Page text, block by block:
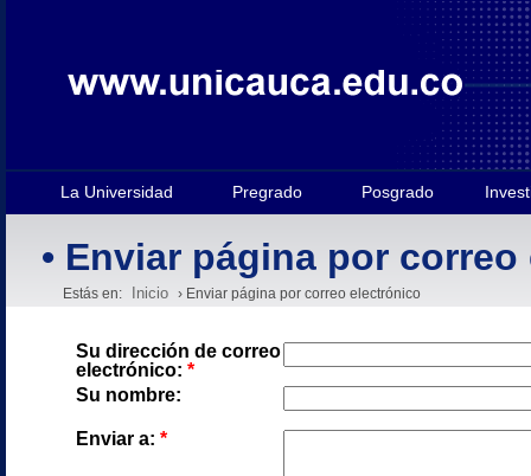
La Universidad Pregrado Posgrado
• Enviar página por
Estás en: Inicio › Enviar página por correo electrónico
Su dirección de correo
electrónico: *
Su nombre:
Enviar a: *